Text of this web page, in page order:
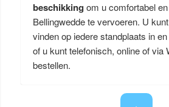
beschikking om u comfortabel
Bellingwedde te vervoeren. U
vinden op iedere standplaats in
of u kunt telefonisch, online of via
bestellen.